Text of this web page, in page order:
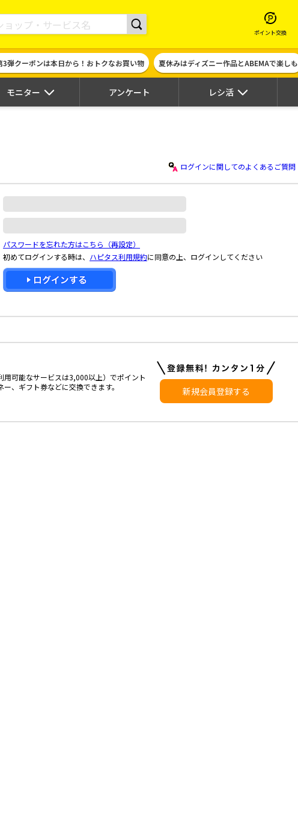
金やギフト券に交換できるポイントサイト | ハピタス
ポイント交換
3弾クーポンは本日から！おトクなお買い物 夏休みはディズニー作品とABEMAで楽しも
モニター アンケート レシ活
ログインに関してのよくあるご質問
パスワードを忘れた方はこちら（再設定）
初めてログインする時は、 ハピタス利用規約に同意の上、ログインしてください
可能なサービスは3,000以上）でポイント
、ギフト券などに交換できます。
新規会員登録する